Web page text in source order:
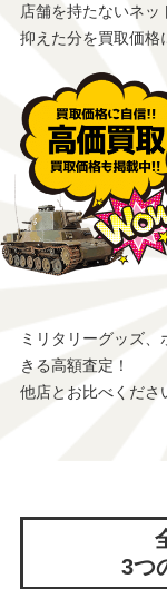
店舗を持たないネッ
抑えた分を買取価格
ミリタリーグッズ
きる高額査定！
他店とお比べくださ
3つ